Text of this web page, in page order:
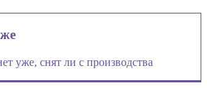
уже, снят ли с производства